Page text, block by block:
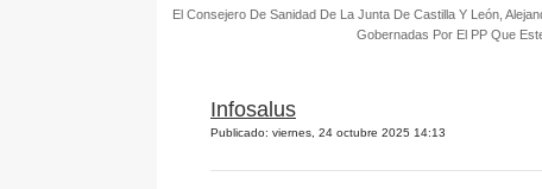
El Consejero De Sanidad De La Junta De Castilla Y León,
Gobernadas Por El PP Que
Infosalus
Publicado: viernes, 24 octubre 2025 14:13